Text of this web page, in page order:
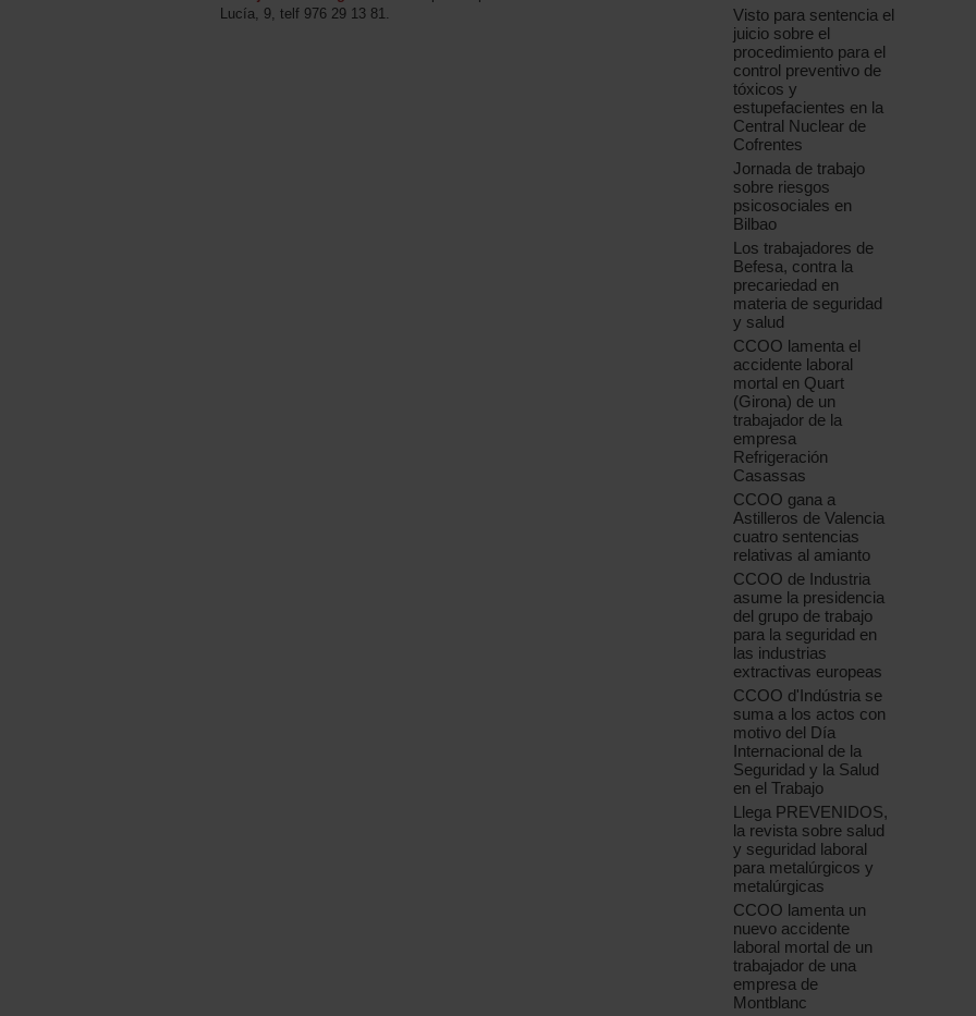
Lucía, 9, telf 976 29 13 81.
Visto para sentencia el
juicio sobre el
procedimiento para el
control preventivo de
tóxicos y
estupefacientes en la
Central Nuclear de
Cofrentes
Jornada de trabajo
sobre riesgos
psicosociales en
Bilbao
Los trabajadores de
Befesa, contra la
precariedad en
materia de seguridad
y salud
CCOO lamenta el
accidente laboral
mortal en Quart
(Girona) de un
trabajador de la
empresa
Refrigeración
Casassas
CCOO gana a
Astilleros de Valencia
cuatro sentencias
relativas al amianto
CCOO de Industria
asume la presidencia
del grupo de trabajo
para la seguridad en
las industrias
extractivas europeas
CCOO d'Indústria se
suma a los actos con
motivo del Día
Internacional de la
Seguridad y la Salud
en el Trabajo
Llega PREVENIDOS,
la revista sobre salud
y seguridad laboral
para metalúrgicos y
metalúrgicas
CCOO lamenta un
nuevo accidente
laboral mortal de un
trabajador de una
empresa de
Montblanc